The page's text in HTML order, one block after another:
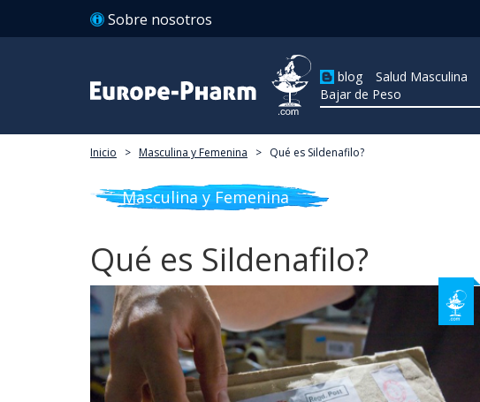
Sobre nosotros
blog Salud Masculina
Bajar de Peso
Inicio > Masculina y Femenina > Qué es Sildenafilo?
Masculina y Femenina
Qué es Sildenafilo?